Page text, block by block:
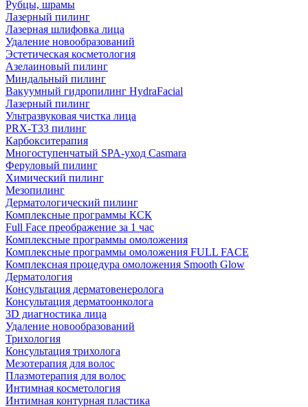
Рубцы, шрамы
Лазерный пилинг
Лазерная шлифовка лица
Удаление новообразований
Эстетическая косметология
Азелаиновый пилинг
Миндальный пилинг
Вакуумный гидропилинг HydraFacial
Лазерный пилинг
Ультразвуковая чистка лица
PRX-T33 пилинг
Карбокситерапия
Многоступенчатый SPA-уход Сasmara
Феруловый пилинг
Химический пилинг
Мезопилинг
Дерматологический пилинг
Комплексные программы КСК
Full Face преображение за 1 час
Комплексные программы омоложения
Комплексные программы омоложения FULL FACE
Комплексная процедура омоложения Smooth Glow
Дерматология
Консультация дерматовенеролога
Консультация дерматоонколога
3D диагностика лица
Удаление новообразований
Трихология
Консультация трихолога
Мезотерапия для волос
Плазмотерапия для волос
Интимная косметология
Интимная контурная пластика